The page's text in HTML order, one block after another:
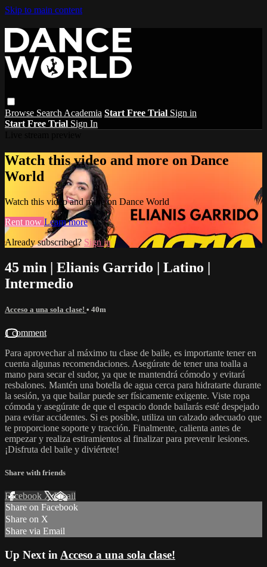
Skip to main content
Browse Search Academia Start Free Trial Sign in
Start Free Trial Sign In
Watch this video and more on Dance
World
Watch this video and more on Dance World
Rent now Learn more
Already subscribed? Sign in
45 min | Elianis Garrido | Latino |
Intermedio
Acceso a una sola clase! • 40m
1 comment
Para aprovechar al máximo tu clase de baile, es importante tener en
cuenta algunas recomendaciones. Asegúrate de tener una toalla a
mano para secar el sudor, ya que te mantendrá cómodo y evitará
resbalones. Mantén una botella de agua cerca para hidratarte durante
la sesión, ya que bailar puede ser físicamente exigente. Viste ropa
cómoda y asegúrate de que el espacio donde bailarás esté despejado
para evitar accidentes. Si es posible, utiliza un calzado adecuado que
te proporcione soporte y tracción. Finalmente, calienta antes de
empezar y realiza estiramientos al finalizar para prevenir lesiones.
¡Disfruta del baile y diviértete!
Share with friends
Facebook XEmail
Share on Facebook
Share on X
Share via Email
Up Next in Acceso a una sola clase!